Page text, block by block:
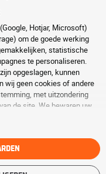
Hotjar, Microsoft)
om de goede werking
statistische
te personaliseren.
opgeslagen, kunnen
wij geen cookies of andere
met uitzondering
de site. We bewaren uw
cookies of andere tracers te
diensten niet GRIP500.
tracerspagina.